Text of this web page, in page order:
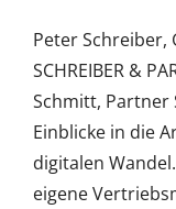
Peter Schreiber,
SCHREIBER &
Schmitt, Partner
Einblicke in die
digitalen
eigene